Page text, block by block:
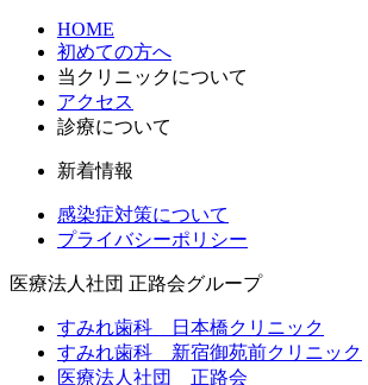
HOME
初めての方へ
当クリニックについて
アクセス
診療について
新着情報
感染症対策について
プライバシーポリシー
医療法人社団 正路会グループ
すみれ歯科 日本橋クリニック
すみれ歯科 新宿御苑前クリニック
医療法人社団 正路会